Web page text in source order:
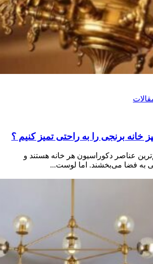
خانه برنجی را به راحتی تمیز کنیم ؟
عناصر دکوراسیون هر خانه هستند و
به فضا می‌بخشند. اما لوست...